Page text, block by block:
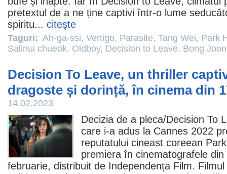
pretextul de a ne ține captivi într-o lume
spiritu... citeşte
Taguri: Ah-ga-ssi, Vertigo, Parasite, Tang Wei, Park
Salinui chueok, Oldboy, Decision to Leave, Bong
Decision To Leave, un thriller
dragoste și dorință, în cinema din
14.02.2023
Decizia de a pleca/Decision To
care i-a adus la Cannes 2022
reputatului cineast coreean
premiera în cinematografele
februarie, distribuit de Independența Film. Filmul